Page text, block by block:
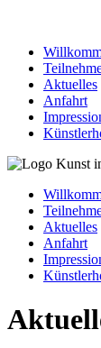
Aktuelles
Anfahrt
Aktuelles
Anfahrt